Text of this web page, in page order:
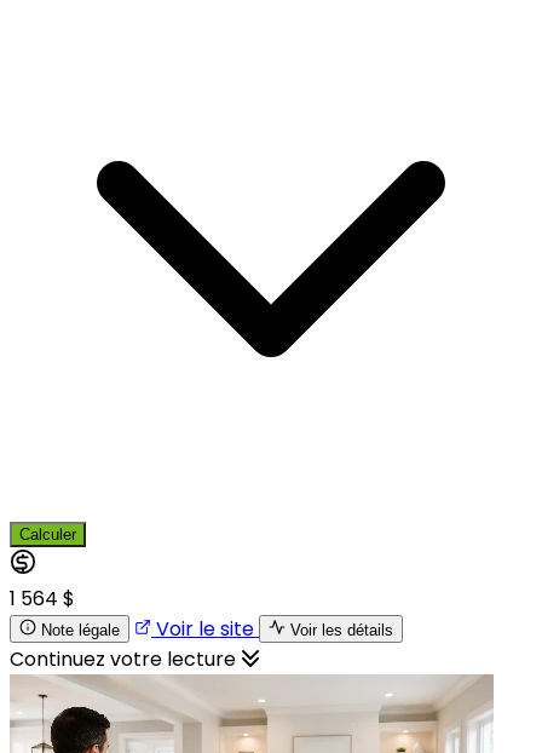
Calculer
1 564 $
Note légale Voir le site Voir les détails
Continuez votre lecture